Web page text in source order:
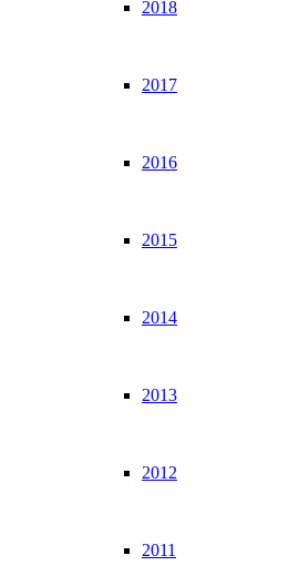
2018
2017
2016
2015
2014
2013
2012
2011